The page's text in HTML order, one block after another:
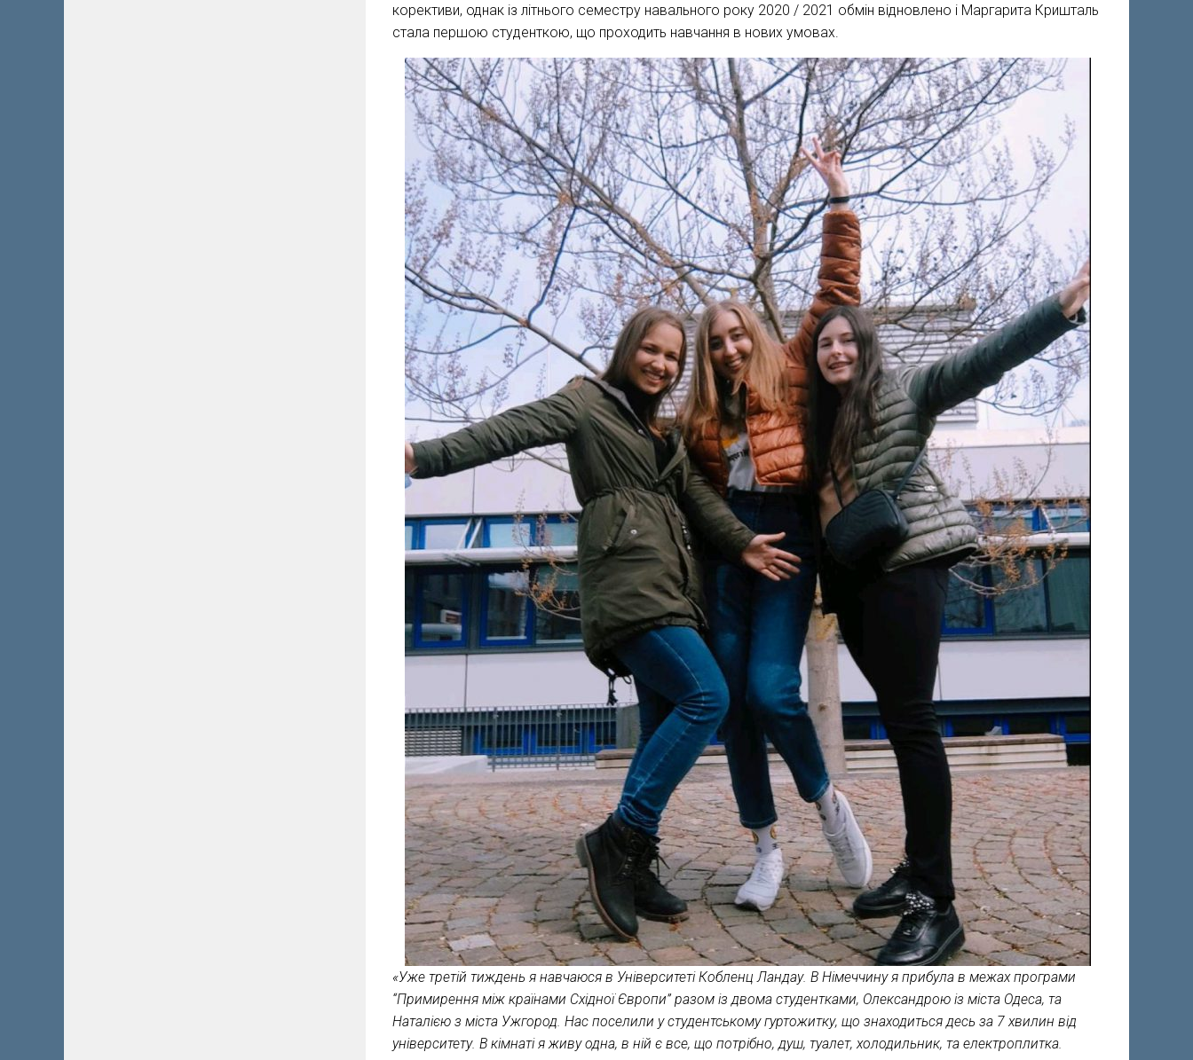
корективи, однак із літнього семестру навального року 2020 / 2021 обмін відновлено і Маргарита Кришталь
стала першою студенткою, що проходить навчання в нових умовах.
«Уже третій тиждень я навчаюся в Університеті Кобленц Ландау. В Німеччину я прибула в межах програми
“Примирення між країнами Східної Європи” разом із двома студентками, Олександрою із міста Одеса, та
Наталією з міста Ужгород. Нас поселили у студентському гуртожитку, що знаходиться десь за 7 хвилин від
університету. В кімнаті я живу одна, в ній є все, що потрібно, душ, туалет, холодильник, та електроплитка.